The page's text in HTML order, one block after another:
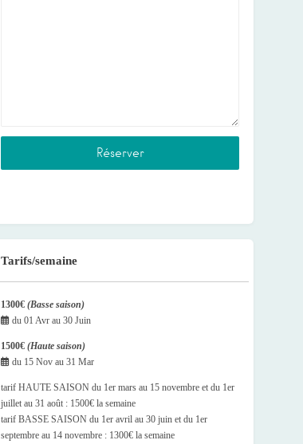
Tarifs/semaine
1300€ (Basse saison)
du 01 Avr au 30 Juin
1500€ (Haute saison)
du 15 Nov au 31 Mar
tarif HAUTE SAISON du 1er mars au 15 novembre et du 1er
juillet au 31 août : 1500€ la semaine
tarif BASSE SAISON du 1er avril au 30 juin et du 1er
septembre au 14 novembre : 1300€ la semaine